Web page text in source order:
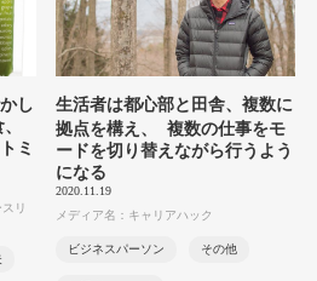
し
ミ
リ
生活者は都心部と田舎、複数に
拠点を構え、 複数の仕事をモ
ードを切り替えながら行うよう
になる
2020.11.19
メディア名：キャリアハック
ビジネスパーソン その他